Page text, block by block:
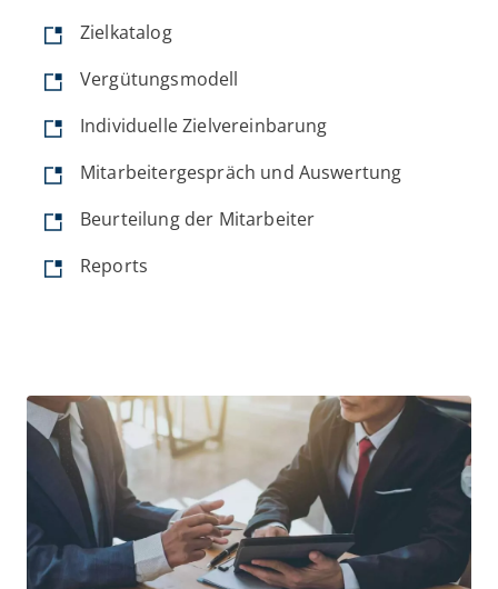
Zielkatalog
Vergütungsmodell
Individuelle Zielvereinbarung
Mitarbeitergespräch und Auswertung
Beurteilung der Mitarbeiter
Reports